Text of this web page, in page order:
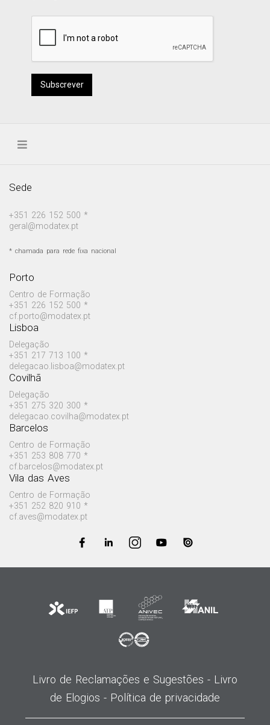
Subscrever
Sede
+351 226 152 500 *
geral@modatex.pt
* chamada para rede fixa nacional
Porto
Centro de Formação
+351 226 152 500 *
cf.porto@modatex.pt
Lisboa
Delegação
+351 217 713 100 *
delegacao.lisboa@modatex.pt
Covilhã
Delegação
+351 275 320 300 *
delegacao.covilha@modatex.pt
Barcelos
Centro de Formação
+351 253 808 770 *
cf.barcelos@modatex.pt
Vila das Aves
Centro de Formação
+351 252 820 910 *
cf.aves@modatex.pt
Livro de Reclamações e Sugestões - Livro
de Elogios - Política de privacidade